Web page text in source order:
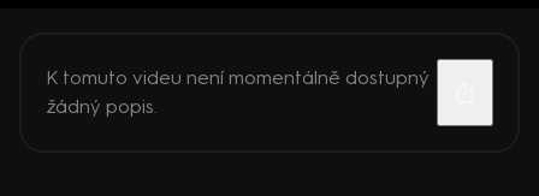
K tomuto videu není momentálně dostupný
žádný popis.